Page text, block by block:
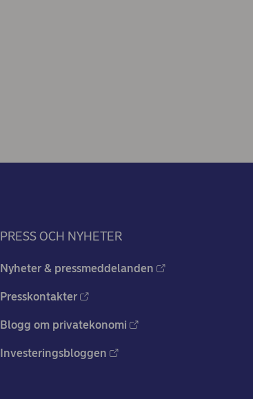
PRESS OCH NYHETER
Nyheter & pressmeddelanden
Presskontakter
Blogg om privatekonomi
Investeringsbloggen